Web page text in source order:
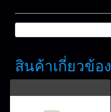
สินค้าเกี่ยวข้อง